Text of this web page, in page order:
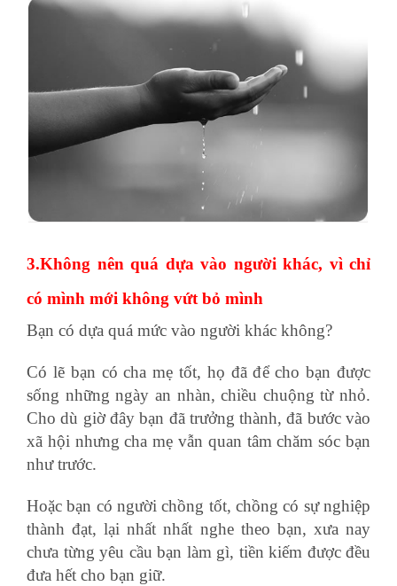
3.Không nên quá dựa vào người khác, vì chỉ
có mình mới không vứt bỏ mình
Bạn có dựa quá mức vào người khác không?
Có lẽ bạn có cha mẹ tốt, họ đã để cho bạn được
sống những ngày an nhàn, chiều chuộng từ nhỏ.
Cho dù giờ đây bạn đã trưởng thành, đã bước vào
xã hội nhưng cha mẹ vẫn quan tâm chăm sóc bạn
như trước.
Hoặc bạn có người chồng tốt, chồng có sự nghiệp
thành đạt, lại nhất nhất nghe theo bạn, xưa nay
chưa từng yêu cầu bạn làm gì, tiền kiếm được đều
đưa hết cho bạn giữ.